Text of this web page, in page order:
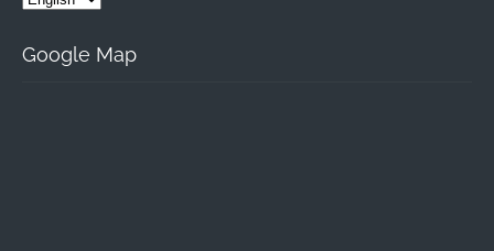
Google Map